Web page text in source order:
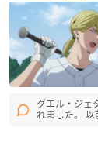
グエル・ジェ
れました。